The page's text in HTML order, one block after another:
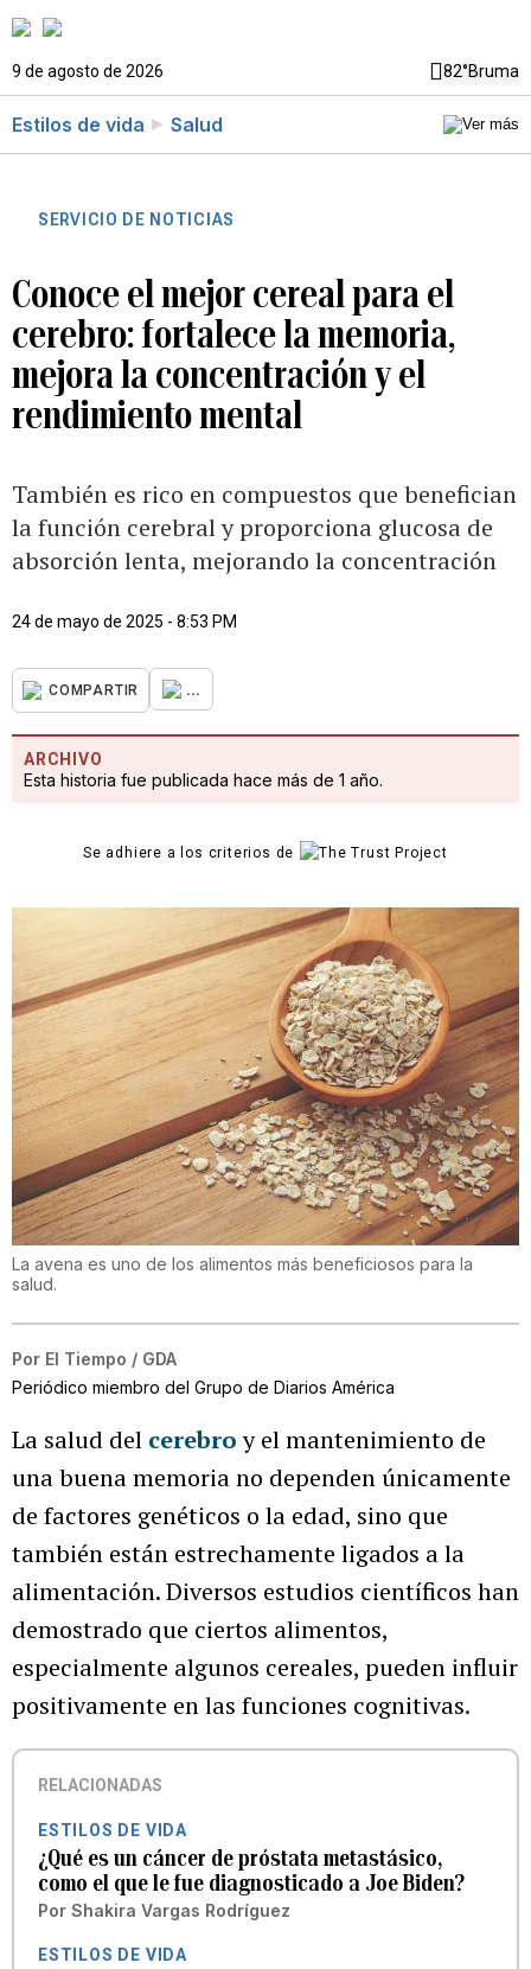
9 de agosto de 2026 82°Bruma
Estilos de vida Salud
SERVICIO DE NOTICIAS
Conoce el mejor cereal para el
cerebro: fortalece la memoria,
mejora la concentración y el
rendimiento mental
También es rico en compuestos que benefician
la función cerebral y proporciona glucosa de
absorción lenta, mejorando la concentración
24 de mayo de 2025 - 8:53 PM
COMPARTIR ...
ARCHIVO
Esta historia fue publicada hace más de 1 año.
Se adhiere a los criterios de
La avena es uno de los alimentos más beneficiosos para la
salud.
Por El Tiempo / GDA
Periódico miembro del Grupo de Diarios América
La salud del cerebroy el mantenimiento de
una buena memoria no dependen únicamente
de factores genéticos o la edad, sino que
también están estrechamente ligados a la
alimentación. Diversos estudios científicos han
demostrado que ciertos alimentos,
especialmente algunos cereales, pueden influir
positivamente en las funciones cognitivas.
RELACIONADAS
ESTILOS DE VIDA
¿Qué es un cáncer de próstata metastásico,
como el que le fue diagnosticado a Joe Biden?
Por Shakira Vargas Rodríguez
ESTILOS DE VIDA